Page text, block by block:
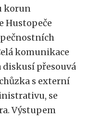
korun
Hustopeče
komunikace
diskusí přesouvá
s externí
se
Výstupem